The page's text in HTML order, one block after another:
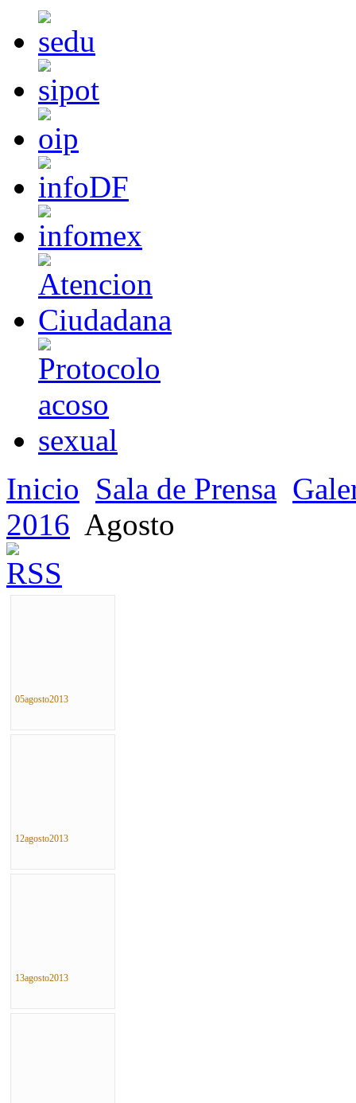
Inicio Sala de Prensa
2016 Agosto
05agosto2013
12agosto2013
13agosto2013